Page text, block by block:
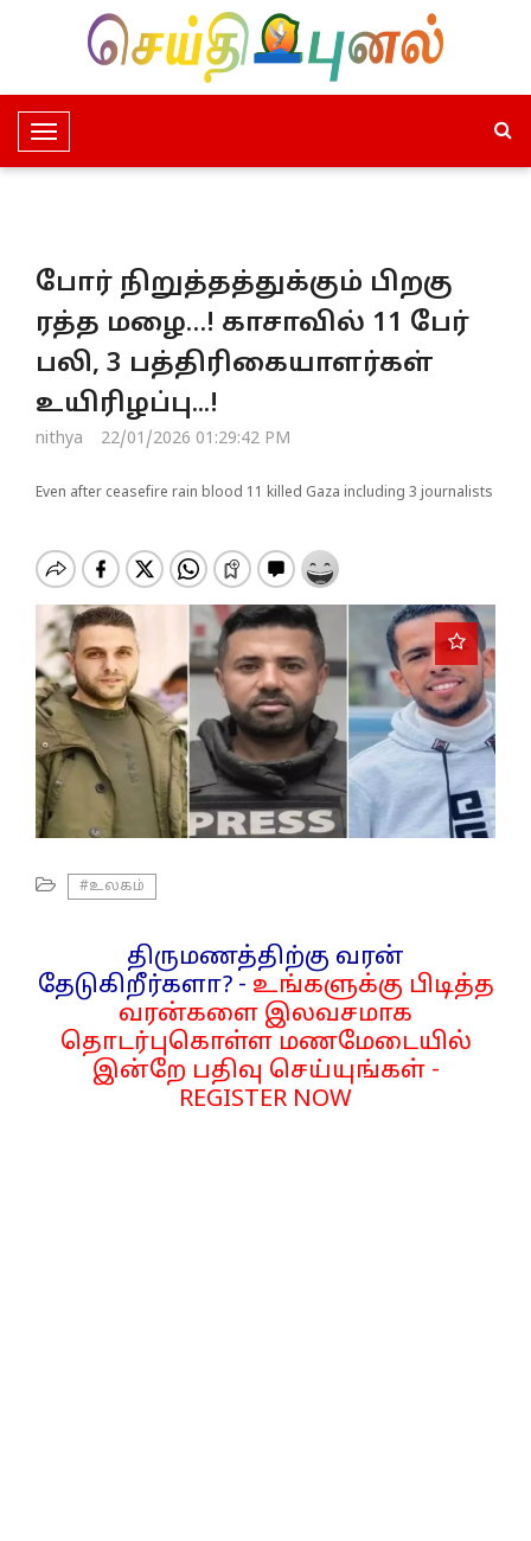
T
o
e
a
a
n
போர் நிறுத்தத்துக்கும் பிறகு
ரத்த மழை…! காசாவில் 11 பேர்
பலி, 3 பத்திரிகையாளர்கள்
உயிரிழப்பு...!
nithya 22/01/2026 01:29:42 PM
Even after ceasefire rain blood 11 killed Gaza including 3 journalists
#உலகம்
திருமணத்திற்கு வரன்
தேடுகிறீர்களா? - உங்களுக்கு பிடித்த
வரன்களை இலவசமாக
தொடர்புகொள்ள மணமேடையில்
இன்றே பதிவு செய்யுங்கள் -
REGISTER NOW